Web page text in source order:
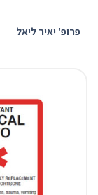
פרופ' יאיר ליאל